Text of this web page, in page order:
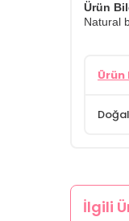
Ürün
Natural
İlgili